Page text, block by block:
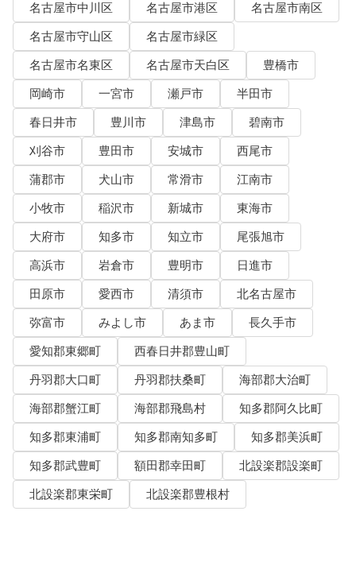
名古屋市中川区
名古屋市港区
名古屋市南区
名古屋市守山区
名古屋市緑区
名古屋市名東区
名古屋市天白区
豊橋市
岡崎市
一宮市 瀬戸市
半田市
春日井市
豊川市 津島市
碧南市
刈谷市
豊田市 安城市
西尾市
蒲郡市
犬山市 常滑市
江南市
小牧市
稲沢市 新城市
東海市
大府市
知多市 知立市
尾張旭市
高浜市
岩倉市 豊明市
日進市
田原市
愛西市 清須市
北名古屋市
弥富市
みよし市 あま市
長久手市
愛知郡東郷町
西春日井郡豊山町
丹羽郡大口町
丹羽郡扶桑町
海部郡大治町
海部郡蟹江町
海部郡飛島村
知多郡阿久比町
知多郡東浦町
知多郡南知多町
知多郡美浜町
知多郡武豊町
額田郡幸田町
北設楽郡設楽町
北設楽郡東栄町
北設楽郡豊根村